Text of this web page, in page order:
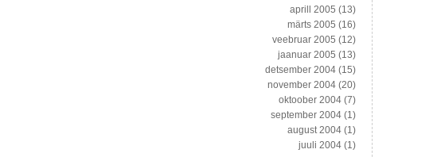
aprill 2005 (13)
märts 2005 (16)
veebruar 2005 (12)
jaanuar 2005 (13)
detsember 2004 (15)
november 2004 (20)
oktoober 2004 (7)
september 2004 (1)
august 2004 (1)
juuli 2004 (1)